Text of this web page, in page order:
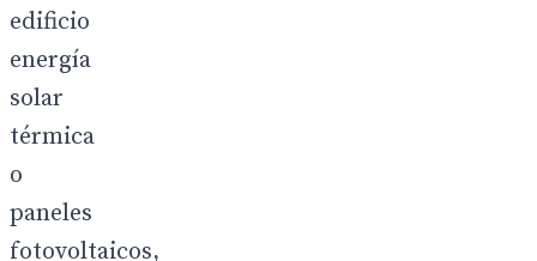
edificio
energía
solar
térmica
o
paneles
fotovoltaicos,